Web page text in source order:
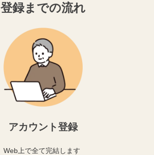
登録までの流れ
アカウント登録
Web上で全て完結します